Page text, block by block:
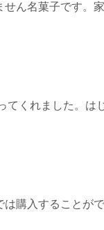
せん名菓子です。家
てくれました。は
は購入することがで